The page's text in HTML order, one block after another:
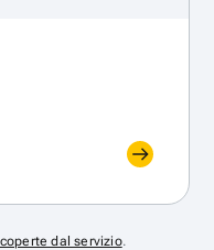
dal servizio.